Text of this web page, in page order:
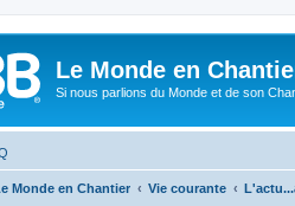
Le Monde en
Si nous parlions du Monde et de son
Monde en Chantier Vie courante